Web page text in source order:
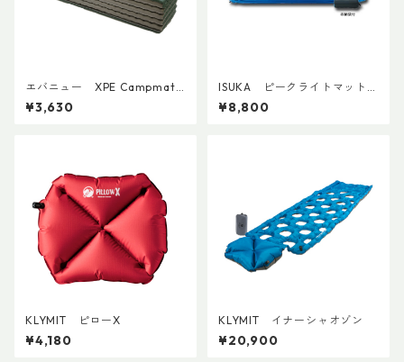
エバニュー XPE Campmat
EBA550
¥3,630
ISUKA ピークライトマットレ
ス120(半身用)
¥8,800
KLYMIT ピローX
¥4,180
KLYMIT イナーシャオゾン
¥20,900